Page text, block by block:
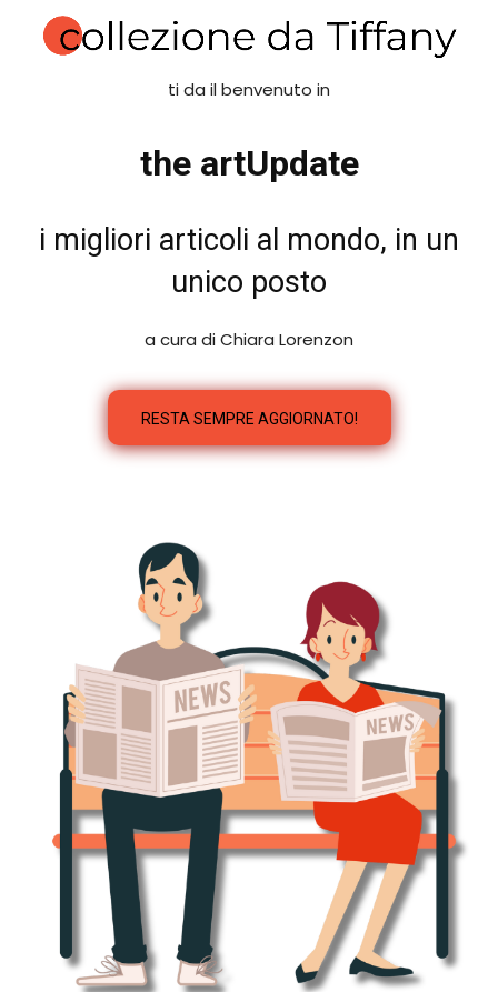
ti da il benvenuto in
the artUpdate
i migliori articoli al mondo, in un
unico posto
a cura di Chiara Lorenzon
RESTA SEMPRE AGGIORNATO!